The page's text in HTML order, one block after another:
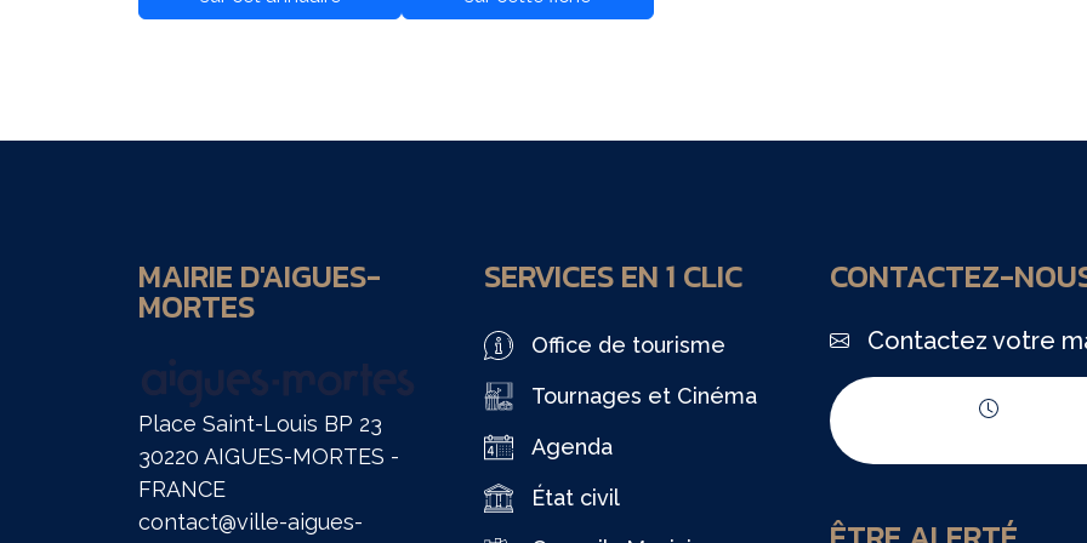
MAIRIE D'AIGUES-
MORTES
Place Saint-Louis BP 23
30220 AIGUES-MORTES -
FRANCE
contact@ville-aigues-
SERVICES EN 1 CLIC
Office de tourisme
Tournages et Cinéma
Agenda
État civil
CONTACTEZ-
Contactez votre